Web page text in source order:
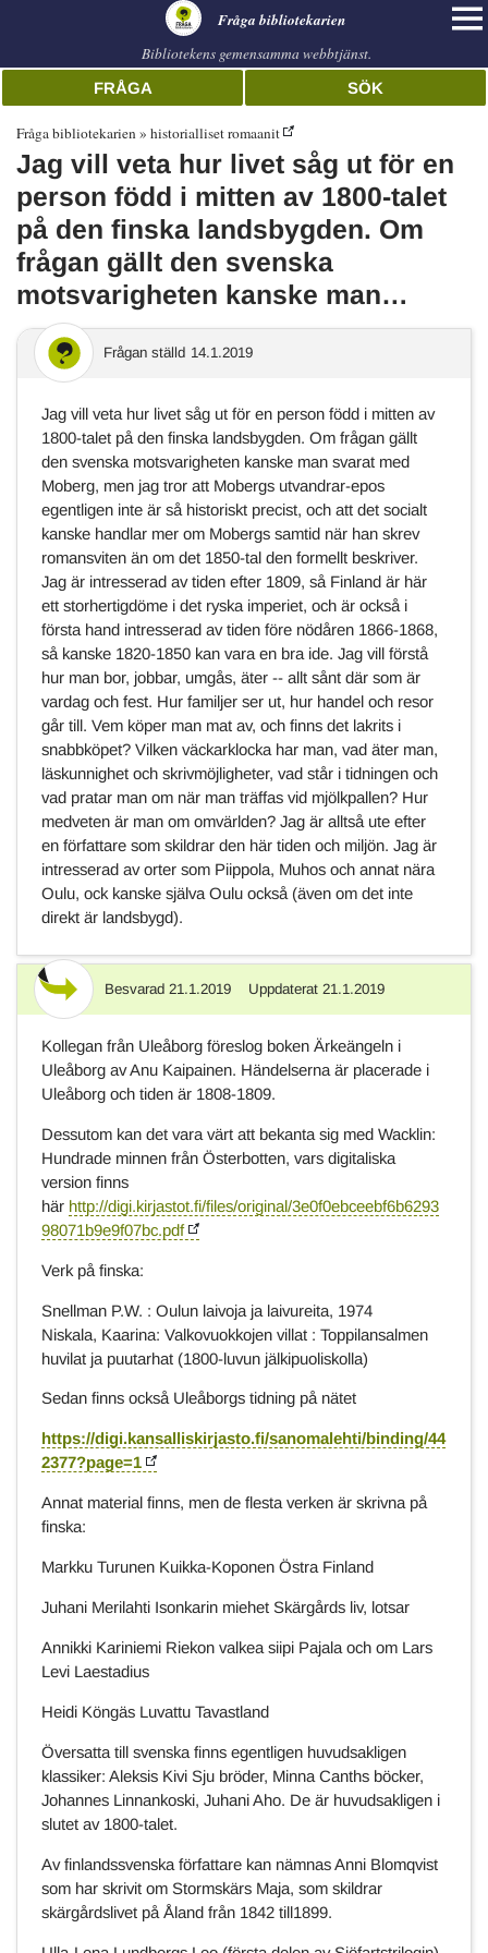
Fråga bibliotekarien
Bibliotekens gemensamma webbtjänst.
FRÅGA SÖK
Fråga bibliotekarien historialliset romaanit
Jag vill veta hur livet såg ut för en
person född i mitten av 1800-talet
på den finska landsbygden. Om
frågan gällt den svenska
motsvarigheten kanske man…
Frågan ställd 14.1.2019
Jag vill veta hur livet såg ut för en person född i mitten av
1800-talet på den finska landsbygden. Om frågan gällt
den svenska motsvarigheten kanske man svarat med
Moberg, men jag tror att Mobergs utvandrar-epos
egentligen inte är så historiskt precist, och att det socialt
kanske handlar mer om Mobergs samtid när han skrev
romansviten än om det 1850-tal den formellt beskriver.
Jag är intresserad av tiden efter 1809, så Finland är här
ett storhertigdöme i det ryska imperiet, och är också i
första hand intresserad av tiden före nödåren 1866-1868,
så kanske 1820-1850 kan vara en bra ide. Jag vill förstå
hur man bor, jobbar, umgås, äter -- allt sånt där som är
vardag och fest. Hur familjer ser ut, hur handel och resor
går till. Vem köper man mat av, och finns det lakrits i
snabbköpet? Vilken väckarklocka har man, vad äter man,
läskunnighet och skrivmöjligheter, vad står i tidningen och
vad pratar man om när man träffas vid mjölkpallen? Hur
medveten är man om omvärlden? Jag är alltså ute efter
en författare som skildrar den här tiden och miljön. Jag är
intresserad av orter som Piippola, Muhos och annat nära
Oulu, ock kanske själva Oulu också (även om det inte
direkt är landsbygd).
Svar Besvarad 21.1.2019 Uppdaterat 21.1.2019
Kollegan från Uleåborg föreslog boken Ärkeängeln i
Uleåborg av Anu Kaipainen. Händelserna är placerade i
Uleåborg och tiden är 1808-1809.
Dessutom kan det vara värt att bekanta sig med Wacklin:
Hundrade minnen från Österbotten, vars digitaliska
version finns
här http://digi.kirjastot.fi/files/original/3e0f0ebceebf6b6293
98071b9e9f07bc.pdf
Verk på finska:
Snellman P.W. : Oulun laivoja ja laivureita, 1974
Niskala, Kaarina: Valkovuokkojen villat : Toppilansalmen
huvilat ja puutarhat (1800-luvun jälkipuoliskolla)
Sedan finns också Uleåborgs tidning på nätet
https://digi.kansalliskirjasto.fi/sanomalehti/binding/44
2377?page=1
Annat material finns, men de flesta verken är skrivna på
finska:
Markku Turunen Kuikka-Koponen Östra Finland
Juhani Merilahti Isonkarin miehet Skärgårds liv, lotsar
Annikki Kariniemi Riekon valkea siipi Pajala och om Lars
Levi Laestadius
Heidi Köngäs Luvattu Tavastland
Översatta till svenska finns egentligen huvudsakligen
klassiker: Aleksis Kivi Sju bröder, Minna Canths böcker,
Johannes Linnankoski, Juhani Aho. De är huvudsakligen i
slutet av 1800-talet.
Av finlandssvenska författare kan nämnas Anni Blomqvist
som har skrivit om Stormskärs Maja, som skildrar
skärgårdslivet på Åland från 1842 till1899.